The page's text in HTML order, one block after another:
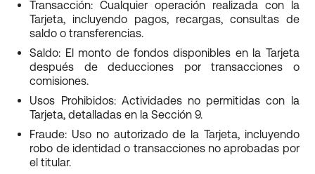
Transacción: Cualquier operación realizada con la
Tarjeta, incluyendo pagos, recargas, consultas de
saldo o transferencias.
Saldo: El monto de fondos disponibles en la Tarjeta
después de deducciones por transacciones o
comisiones.
Usos Prohibidos: Actividades no permitidas con la
Tarjeta, detalladas en la Sección 9.
Fraude: Uso no autorizado de la Tarjeta, incluyendo
robo de identidad o transacciones no aprobadas por
el titular.